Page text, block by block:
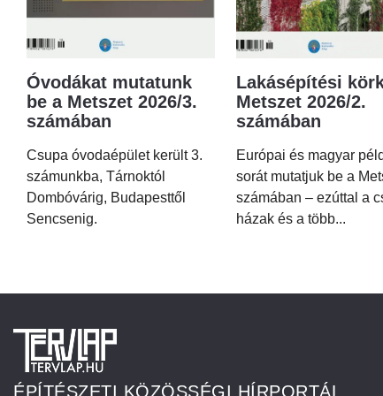
Óvodákat mutatunk
be a Metszet 2026/3.
számában
Csupa óvodaépület került 3.
számunkba, Tárnoktól
Dombóvárig, Budapesttől
Sencsenig.
Lakásépítési
Metszet 2026/2.
számában
Európai és magyar
sorát mutatjuk be a
számában – ezúttal a
házak és a több...
ÉPÍTÉSZETI KÖZÖSSÉGI HÍRPORTÁL